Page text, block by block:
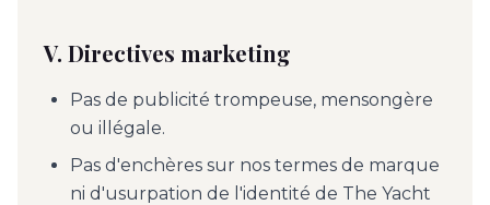
V. Directives marketing
Pas de publicité trompeuse, mensongère
ou illégale.
Pas d'enchères sur nos termes de marque
ni d'usurpation de l'identité de The Yacht